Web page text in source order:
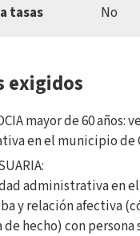
tasas No
exigidos
mayor de 60 años:
en el municipio de
administrativa en
y relación afectiva
de hecho) con persona